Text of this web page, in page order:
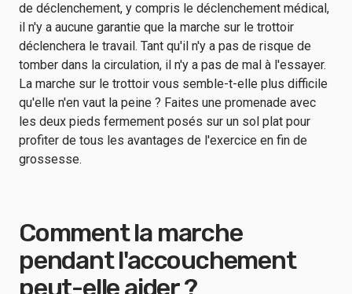
de déclenchement, y compris le déclenchement médical,
il n'y a aucune garantie que la marche sur le trottoir
déclenchera le travail. Tant qu'il n'y a pas de risque de
tomber dans la circulation, il n'y a pas de mal à l'essayer.
La marche sur le trottoir vous semble-t-elle plus difficile
qu'elle n'en vaut la peine ? Faites une promenade avec
les deux pieds fermement posés sur un sol plat pour
profiter de tous les avantages de l'exercice en fin de
grossesse.
Comment la marche
pendant l'accouchement
peut-elle aider ?